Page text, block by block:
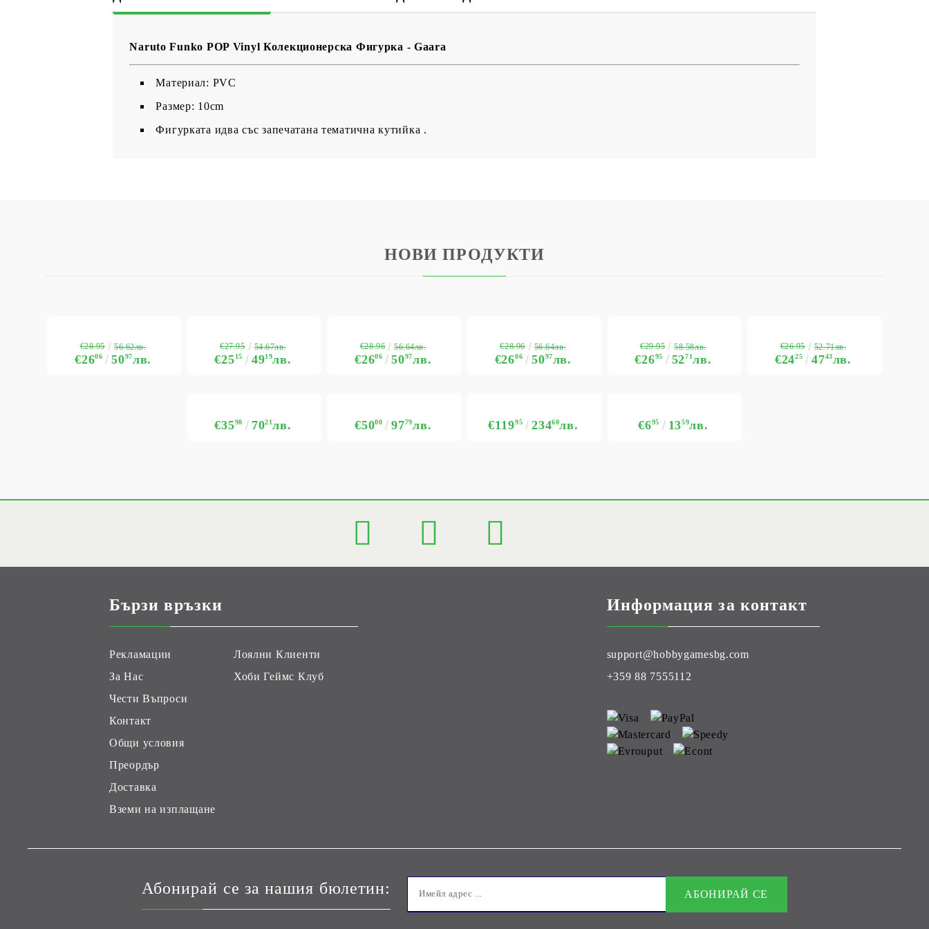
Naruto Funko POP Vinyl Колекционерска Фигурка - Gaara
Maтериал: PVC
Размер: 10cm
Фигурката идва със запечатана тематична кутийка .
НОВИ ПРОДУКТИ
€2606 5097лв.
€28.95 56.62лв.
€2515 4919лв.
€27.95 54.67лв.
€2606 5097лв.
€28.96 56.64лв.
€2606 5097лв.
€28.96 56.64лв.
€2695 5271лв.
€29.95 58.58лв.
€2425 4743лв.
€26.95 52.71лв.
€3590 7021лв. €5000 9779лв. €11995 23460лв. €695 1359лв.
Бързи връзки
Рекламации
За Нас
Чести Въпроси
Контакт
Общи условия
Преордър
Доставка
Вземи на изплащане
Лоялни Клиенти
Хоби Геймс Клуб
Информация за контакт
support@hobbygamesbg.com
+359 88 7555112
Абонирай се за нашия бюлетин: